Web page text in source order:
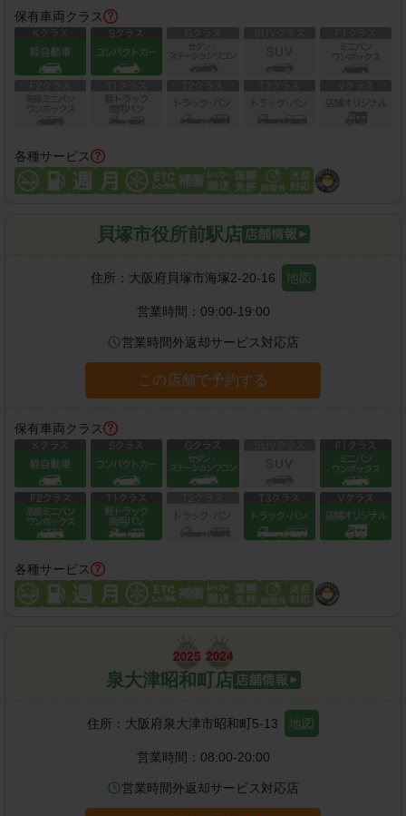
保有車両クラス
各種サービス
貝塚市役所前駅店
住所： 大阪府貝塚市海塚2-20-16 地図
営業時間： 09:00-19:00
営業時間外返却サービス対応店
この店舗で予約する
保有車両クラス
各種サービス
泉大津昭和町店
住所： 大阪府泉大津市昭和町5-13 地図
営業時間： 08:00-20:00
営業時間外返却サービス対応店